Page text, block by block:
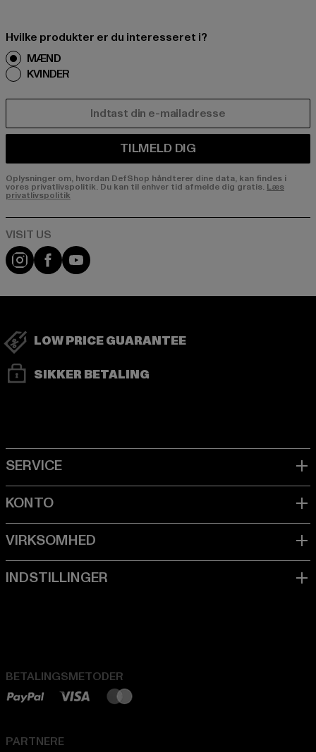
Hvilke produkter er du interesseret i?
MÆND
KVINDER
TILMELD DIG
Oplysninger om, hvordan DefShop håndterer dine data, kan findes i
vores privatlivspolitik. Du kan til enhver tid afmelde dig gratis. Læs
privatlivspolitik
Visit our Instagram page:
Visit our Facebook page:
Visit our YouTube channel:
LOW PRICE GUARANTEE
SIKKER BETALING
BETALINGSMETODER
PARTNERE